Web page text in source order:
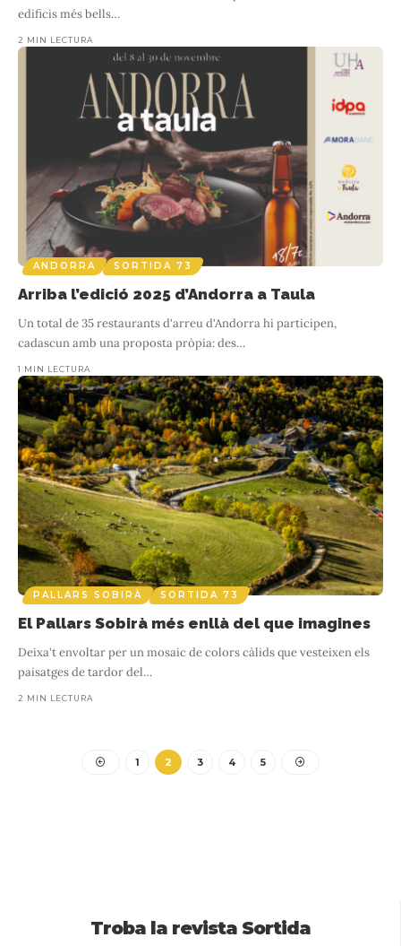
edificis més bells…
2 MIN LECTURA
ANDORRA SORTIDA 73
Arriba l’edició 2025 d’Andorra a Taula
Un total de 35 restaurants d'arreu d'Andorra hi participen,
cadascun amb una proposta pròpia: des…
1 MIN LECTURA
PALLARS SOBIRÀ SORTIDA 73
El Pallars Sobirà més enllà del que imagines
Deixa't envoltar per un mosaic de colors càlids que vesteixen els
paisatges de tardor del…
2 MIN LECTURA
1 2 3 4 5
Troba la revista Sortida